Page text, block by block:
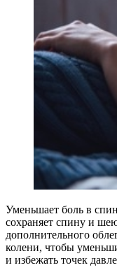
Уменьшает боль в
сохраняет спину и
дополнительного
колени, чтобы
и избежать точек